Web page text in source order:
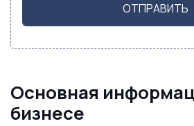
ОТПРАВИТЬ
Основная
бизнесе